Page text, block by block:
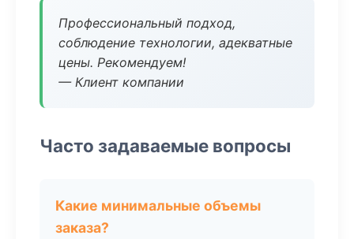
Профессиональный подход,
соблюдение технологии, адекватные
цены. Рекомендуем!
— Клиент компании
Часто задаваемые вопросы
Какие минимальные объемы
заказа?